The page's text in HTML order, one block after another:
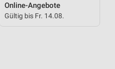
Online-Angebote
Gültig bis Fr. 14.08.